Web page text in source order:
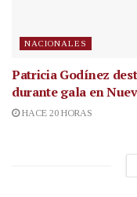
NACIONALES
Patricia Godínez
durante gala en
HACE 20 HORAS